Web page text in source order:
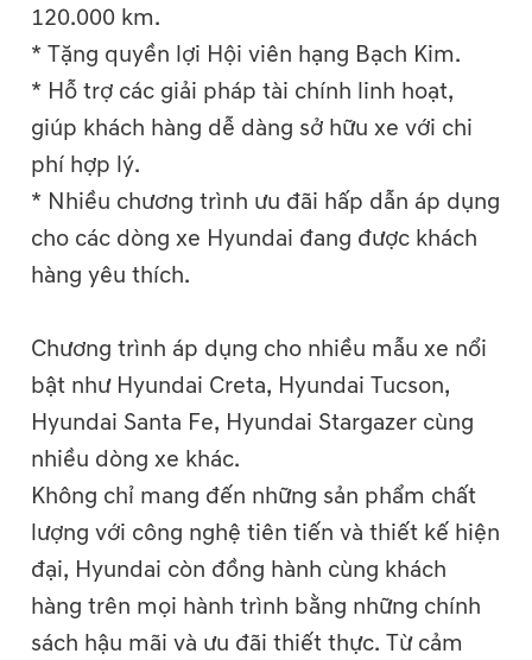
120.000 km.
* Tặng quyền lợi Hội viên hạng Bạch Kim.
* Hỗ trợ các giải pháp tài chính linh hoạt,
giúp khách hàng dễ dàng sở hữu xe với chi
phí hợp lý.
* Nhiều chương trình ưu đãi hấp dẫn áp dụng
cho các dòng xe Hyundai đang được khách
hàng yêu thích.
Chương trình áp dụng cho nhiều mẫu xe nổi
bật như Hyundai Creta, Hyundai Tucson,
Hyundai Santa Fe, Hyundai Stargazer cùng
nhiều dòng xe khác.
Không chỉ mang đến những sản phẩm chất
lượng với công nghệ tiên tiến và thiết kế hiện
đại, Hyundai còn đồng hành cùng khách
hàng trên mọi hành trình bằng những chính
sách hậu mãi và ưu đãi thiết thực. Từ cảm